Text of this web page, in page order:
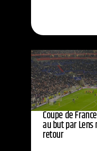
Coupe de
au but par
retour